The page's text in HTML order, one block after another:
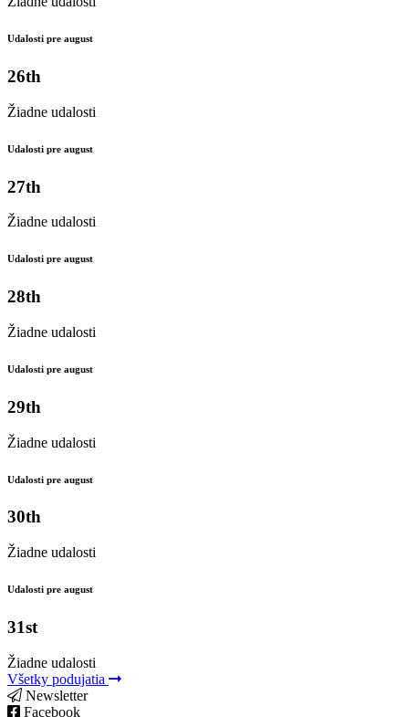
Udalosti pre august
26th
Žiadne udalosti
Udalosti pre august
27th
Žiadne udalosti
Udalosti pre august
28th
Žiadne udalosti
Udalosti pre august
29th
Žiadne udalosti
Udalosti pre august
30th
Žiadne udalosti
Udalosti pre august
31st
Žiadne udalosti
Všetky podujatia
Newsletter
Facebook